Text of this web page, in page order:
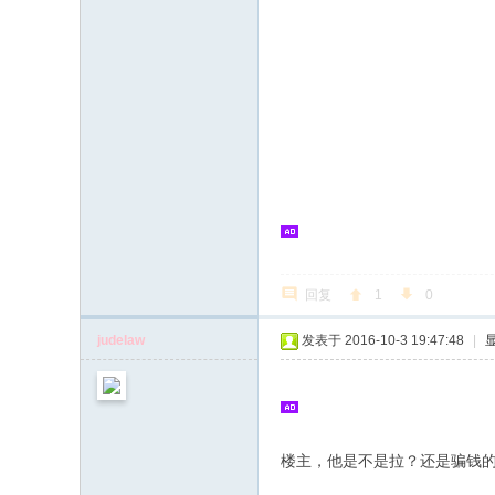
回复 1 0
judelaw 发表于 2016-10-3 19:47:48
楼主，他是不是拉？还是骗钱